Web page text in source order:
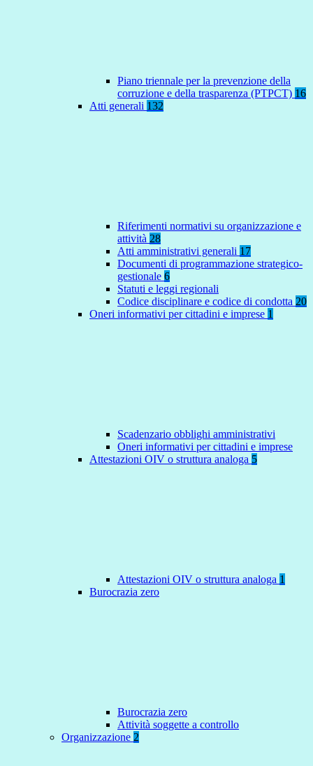
Piano triennale per la prevenzione della
corruzione e della trasparenza (PTPCT) 16
Atti generali 132
Riferimenti normativi su organizzazione e
attività 28
Atti amministrativi generali 17
Documenti di programmazione strategico-
gestionale 6
Statuti e leggi regionali
Codice disciplinare e codice di condotta 20
Oneri informativi per cittadini e imprese 1
Scadenzario obblighi amministrativi
Oneri informativi per cittadini e imprese
Attestazioni OIV o struttura analoga 5
Attestazioni OIV o struttura analoga 1
Burocrazia zero
Burocrazia zero
Attività soggette a controllo
Organizzazione 2